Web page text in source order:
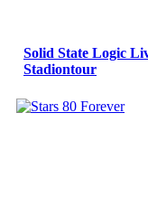
Solid State Logic
Stadiontour